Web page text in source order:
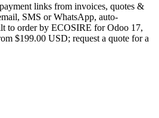
links from invoices, quotes &
SMS or WhatsApp, auto-
to order by ECOSIRE for Odoo 17,
$199.00 USD; request a quote for a